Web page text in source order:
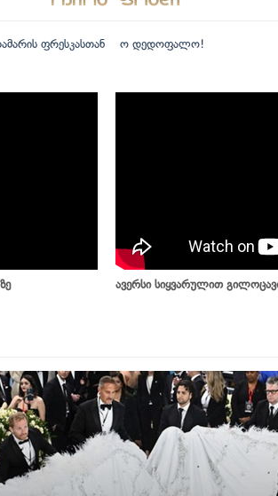
ფრესკასთან ო დედოფალო!
ავერსი სიყვარულით